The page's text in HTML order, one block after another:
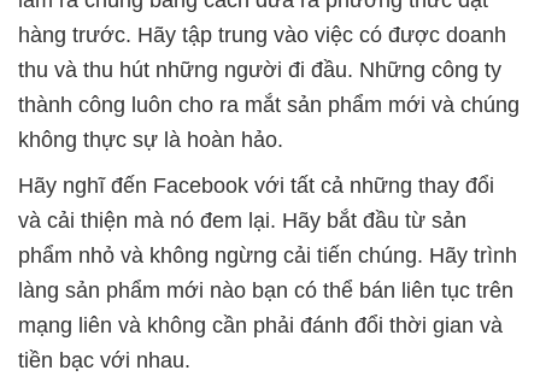
hàng trước. Hãy tập trung vào việc có được doanh
thu và thu hút những người đi đầu. Những công ty
thành công luôn cho ra mắt sản phẩm mới và chúng
không thực sự là hoàn hảo.
Hãy nghĩ đến Facebook với tất cả những thay đổi
và cải thiện mà nó đem lại. Hãy bắt đầu từ sản
phẩm nhỏ và không ngừng cải tiến chúng. Hãy trình
làng sản phẩm mới nào bạn có thể bán liên tục trên
mạng liên và không cần phải đánh đổi thời gian và
tiền bạc với nhau.